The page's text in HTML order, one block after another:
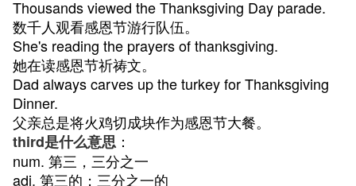
Thousands viewed the Thanksgiving Day parade.
数千人观看感恩节游行队伍。
She's reading the prayers of thanksgiving.
她在读感恩节祈祷文。
Dad always carves up the turkey for Thanksgiving
Dinner.
父亲总是将火鸡切成块作为感恩节大餐。
third是什么意思 ：
num. 第三，三分之一
adj. 第三的；三分之一的